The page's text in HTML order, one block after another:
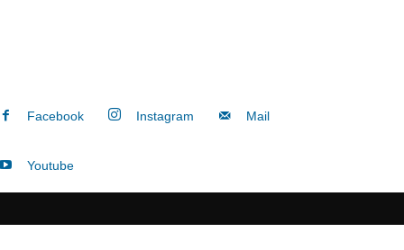
Facebook Instagram Mail
Youtube